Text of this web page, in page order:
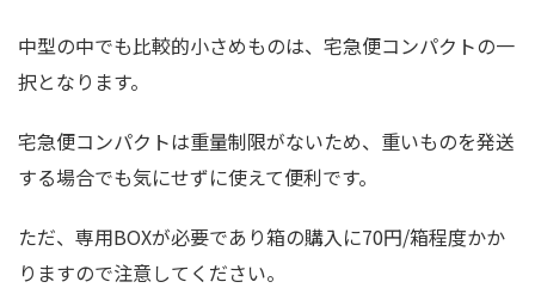
中型の中でも比較的小さめものは、宅急便コンパクトの一
択となります。
宅急便コンパクトは重量制限がないため、重いものを発送
する場合でも気にせずに使えて便利です。
ただ、専用BOXが必要であり箱の購入に70円/箱程度かか
りますので注意してください。